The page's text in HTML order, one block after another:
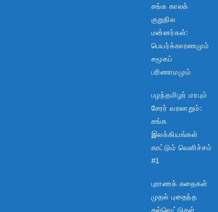
சங்க காலக்
குறுநில
மன்னர்கள்:
பெயர்க்காரணமும்
சமூகப்
பரிணாமமும்
பழந்தமிழர் மரபும்
சேரர் வரலாறும்:
சங்க
இலக்கியங்கள்
காட்டும் வெளிச்சம்
#1
புராணக் கதைகள்
முதல் புதைந்த
கல்வெட்டுகள்